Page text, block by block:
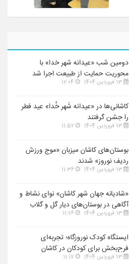
دومین شب «عیدانه شهر خدا» با
محوریت حمایت از طبیعت اجرا شد
13 فروردین 1404
کاشانی‌ها در «عیدانه شَهر خُدا» عید فطر
را جشن گرفتند
13 فروردین 1404 11:52
بوستان‌های کاشان میزبان «موج ورزش
ردیف نوروز» شدند
13 فروردین 1404
«شادیانه جهان شهر کاشان» نوای نشاط و
آگاهی در بوستان‌های دیار گل و گلاب
13 فروردین 1404
ایستگاه کودک نوروزگاه؛ تجربه‌ای
فرح‌بخش برای کودکان در کاشان
13 فروردین 1404